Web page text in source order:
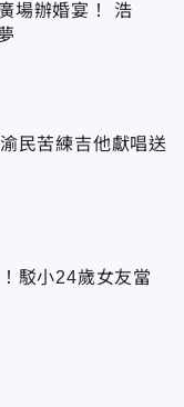
場辦婚宴！ 浩
民苦練吉他獻唱送
駁小24歲女友當